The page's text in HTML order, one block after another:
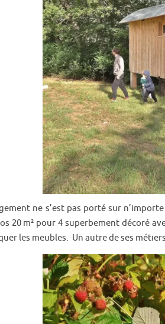
ne s’est pas porté sur
20 m² pour 4 superbement décoré
les meubles. Un autre de ses